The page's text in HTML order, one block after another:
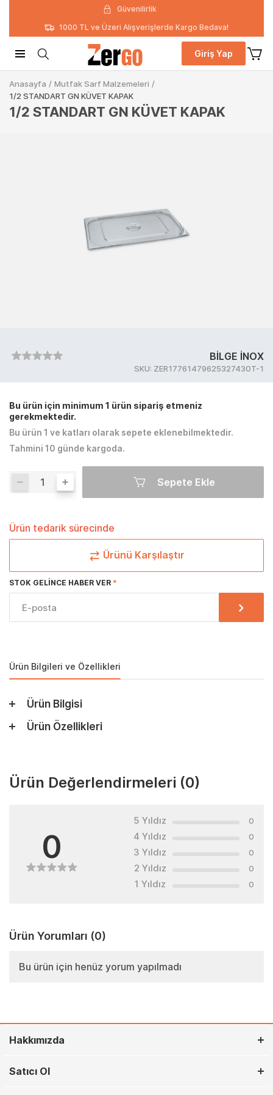
Güvenilirlik
1000 TL ve Üzeri Alışverişlerde Kargo Bedava!
Giriş Yap
Anasayfa / Mutfak Sarf Malzemeleri /
1/2 STANDART GN KÜVET KAPAK
1/2 STANDART GN KÜVET KAPAK
BİLGE İNOX
SKU: ZER17761479625327430T-1
Bu ürün için minimum 1 ürün sipariş etmeniz
gerekmektedir.
Bu ürün 1 ve katları olarak sepete eklenebilmektedir.
Tahmini 10 günde kargoda.
Sepete Ekle
Ürün tedarik sürecinde
Ürünü Karşılaştır
STOK GELINCE HABER VER
Ürün Bilgileri ve Özellikleri
Ürün Bilgisi
Ürün Özellikleri
Ürün Değerlendirmeleri (0)
0
5 Yıldız 0
4 Yıldız 0
3 Yıldız 0
2 Yıldız 0
1 Yıldız 0
Ürün Yorumları (0)
Bu ürün için henüz yorum yapılmadı
Hakkımızda
Satıcı Ol